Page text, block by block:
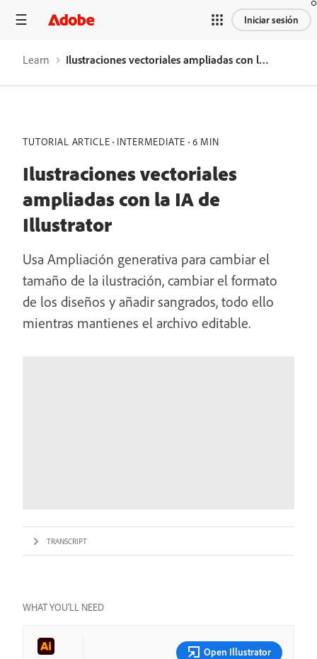
Iniciar sesión
Learn Ilustraciones vectoriales ampliadas con la IA de Illustrator
TUTORIAL ARTICLE INTERMEDIATE 6 MIN
Ilustraciones vectoriales
ampliadas con la IA de
Illustrator
Usa Ampliación generativa para cambiar el
tamaño de la ilustración, cambiar el formato
de los diseños y añadir sangrados, todo ello
mientras mantienes el archivo editable.
TRANSCRIPT
WHAT YOU’LL NEED
Open Illustrator